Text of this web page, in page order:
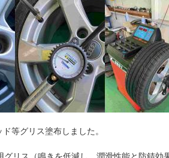
等グリス塗布しました。